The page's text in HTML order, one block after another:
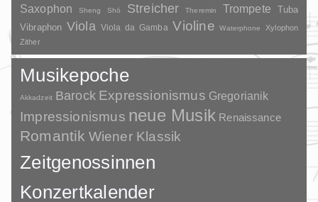
Saxophon Sheng Shō Streicher Theremin Trompete
Tuba
Vibraphon Viola Viola da Gamba Violine Waterphone
Xylophon
Zither
Musikepoche
Akkadzeit Barock Expressionismus Gregorianik
Impressionismus neue Musik Renaissance
Romantik Wiener Klassik
Zeitgenossinnen
Konzertkalender